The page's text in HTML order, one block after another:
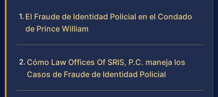
El Fraude de Identidad Policial en el Condado
de Prince William
Cómo Law Offices Of SRIS, P.C. maneja los
Casos de Fraude de Identidad Policial